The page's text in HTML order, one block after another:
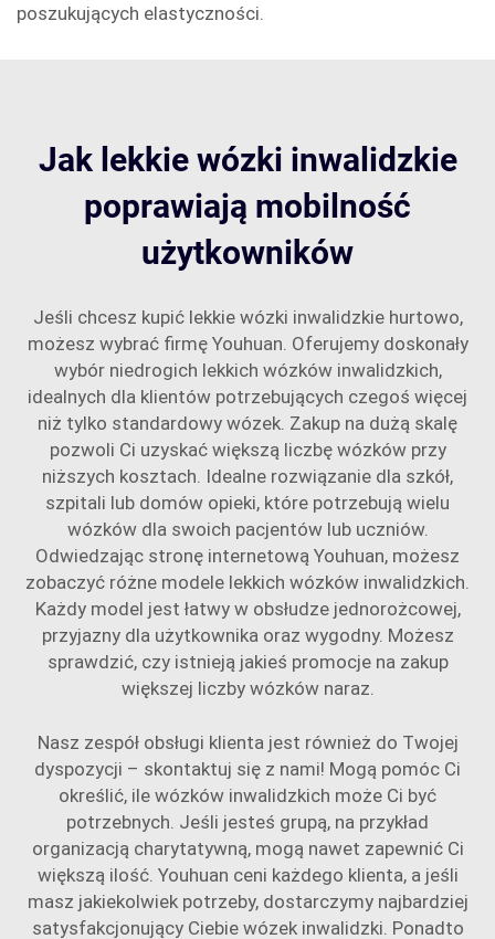
poszukujących elastyczności.
Jak lekkie wózki inwalidzkie
poprawiają mobilność
użytkowników
Jeśli chcesz kupić lekkie wózki inwalidzkie hurtowo,
możesz wybrać firmę Youhuan. Oferujemy doskonały
wybór niedrogich lekkich wózków inwalidzkich,
idealnych dla klientów potrzebujących czegoś więcej
niż tylko standardowy wózek. Zakup na dużą skalę
pozwoli Ci uzyskać większą liczbę wózków przy
niższych kosztach. Idealne rozwiązanie dla szkół,
szpitali lub domów opieki, które potrzebują wielu
wózków dla swoich pacjentów lub uczniów.
Odwiedzając stronę internetową Youhuan, możesz
zobaczyć różne modele lekkich wózków inwalidzkich.
Każdy model jest łatwy w obsłudze jednorożcowej,
przyjazny dla użytkownika oraz wygodny. Możesz
sprawdzić, czy istnieją jakieś promocje na zakup
większej liczby wózków naraz.
Nasz zespół obsługi klienta jest również do Twojej
dyspozycji – skontaktuj się z nami! Mogą pomóc Ci
określić, ile wózków inwalidzkich może Ci być
potrzebnych. Jeśli jesteś grupą, na przykład
organizacją charytatywną, mogą nawet zapewnić Ci
większą ilość. Youhuan ceni każdego klienta, a jeśli
masz jakiekolwiek potrzeby, dostarczymy najbardziej
satysfakcjonujący Ciebie wózek inwalidzki. Ponadto